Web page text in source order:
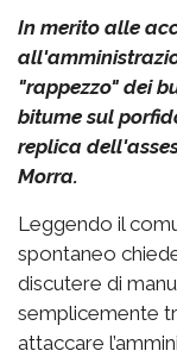
In merito alle
"rappezzo" dei
bitume sul
replica
Morra.
Leggendo il
spontaneo
discutere di
semplicemente
attaccare